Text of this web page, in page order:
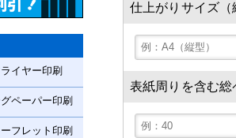
仕上がりサイズ（
表紙周りを含む総
イヤー印刷
ペーパー印刷
フレット印刷